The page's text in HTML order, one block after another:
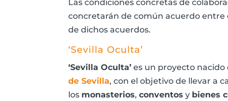
Las condiciones concretas de
concretarán de común acuerdo
de dichos acuerdos.
‘Sevilla Oculta’
‘Sevilla Oculta’ es un proyecto nacido
de Sevilla, con el objetivo de llevar a
los monasterios,conventos y bienes